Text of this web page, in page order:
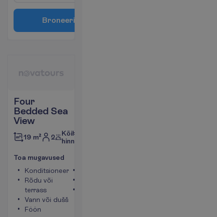
Broneeri
Four
Bedded Sea
View
19 m² 2
Kõik
hinnas
Toa mugavused
Konditsioneer
Rõdu või
terrass
Vann või dušš
Föön